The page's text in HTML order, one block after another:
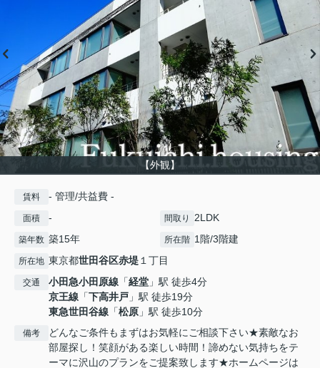
【外観】
賃料 - 管理/共益費 -
面積 - 間取り 2LDK
築年数 築15年 所在階 1階/3階建
所在地 東京都世田谷区赤堤１丁目
交通 小田急小田原線 「経堂 」駅 徒歩4分
京王線 「下高井戸 」駅 徒歩19分
東急世田谷線 「松原 」駅 徒歩10分
備考
どんなご条件もまずはお気軽にご相談下さい★素敵なお
部屋探し！笑顔がある楽しい時間！諦めない気持ちをテ
ーマに沢山のプランをご提案致します★ホームページは